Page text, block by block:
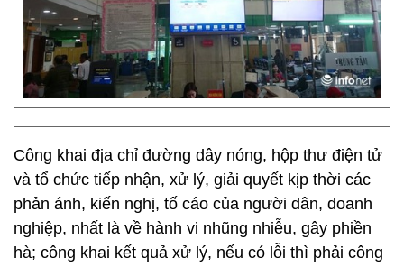
Công khai địa chỉ đường dây nóng, hộp thư điện tử
và tổ chức tiếp nhận, xử lý, giải quyết kịp thời các
phản ánh, kiến nghị, tố cáo của người dân, doanh
nghiệp, nhất là về hành vi nhũng nhiễu, gây phiền
hà; công khai kết quả xử lý, nếu có lỗi thì phải công